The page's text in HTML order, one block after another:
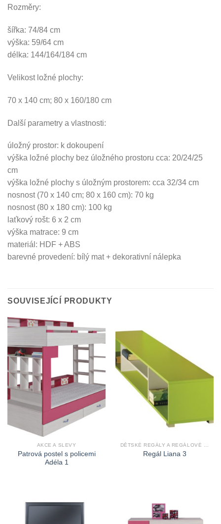
Rozměry:
šířka: 74/84 cm
výška: 59/64 cm
délka: 144/164/184 cm
Velikost ložné plochy:
70 x 140 cm; 80 x 160/180 cm
Další parametry a vlastnosti:
úložný prostor: k dokoupení
výška ložné plochy bez úložného prostoru cca: 20/24/25
cm
výška ložné plochy s úložným prostorem: cca 32/34 cm
nosnost (70 x 140 cm; 80 x 160 cm): 70 kg
nosnost (80 x 180 cm): 100 kg
laťkový rošt: 6 x 2 cm
výška matrace: 9 cm
materiál: HDF + ABS
barevné provedení: bílý mat + dekorativní nálepka
SOUVISEJÍCÍ PRODUKTY
AKCE A SLEVY
Patrová postel s policemi
Adéla 1
Regál Liana 3